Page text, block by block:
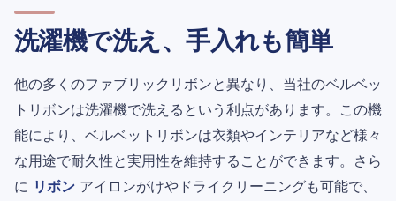
洗濯機で洗え、手入れも簡単
他の多くのファブリックリボンと異なり、当社のベルベッ
トリボンは洗濯機で洗えるという利点があります。この機
能により、ベルベットリボンは衣類やインテリアなど様々
な用途で耐久性と実用性を維持することができます。さら
に リボン アイロンがけやドライクリーニングも可能で、